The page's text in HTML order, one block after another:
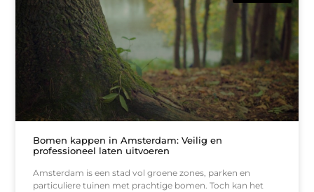
Bomen kappen in Amsterdam: Veilig en
professioneel laten uitvoeren
Amsterdam is een stad vol groene zones, parken en
particuliere tuinen met prachtige bomen. Toch kan het